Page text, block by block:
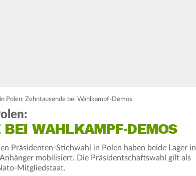
Polen: Zehntausende bei Wahlkampf-Demos
WAHLKAMPF-DEMOS
Präsidenten-Stichwahl in Polen haben beide Lager in
mobilisiert. Die Präsidentschaftswahl gilt als
Mitgliedstaat.